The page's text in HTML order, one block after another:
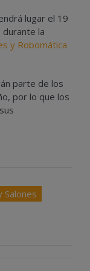
lugar el 19
durante la
y Robomática
parte de los
por lo que los
Salones